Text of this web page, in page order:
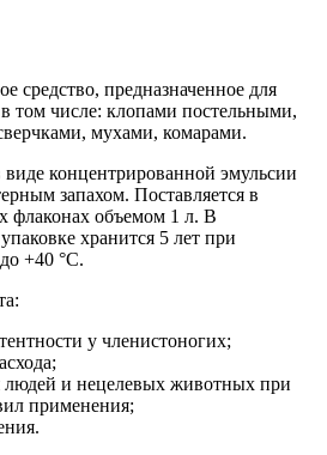
средство, предназначенное для
том числе: клопами постельными,
мухами, комарами.
виде концентрированной эмульсии
запахом. Поставляется в
флаконах объемом 1 л. В
хранится 5 лет при
+40 °C.
у членистоногих;
людей и нецелевых животных при
применения;